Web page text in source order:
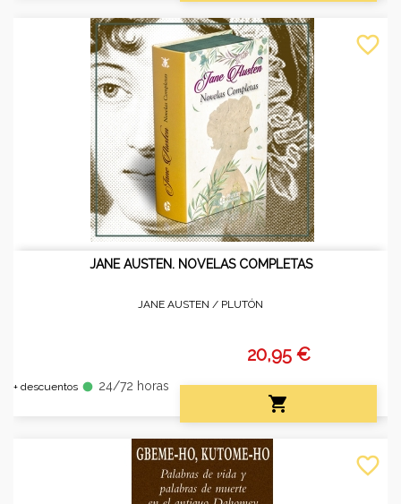
JANE AUSTEN. NOVELAS COMPLETAS
JANE AUSTEN / PLUTÓN
+ descuentos fiber_manual_record 24/72 horas
20,95 €

favorite_border
favorite_border